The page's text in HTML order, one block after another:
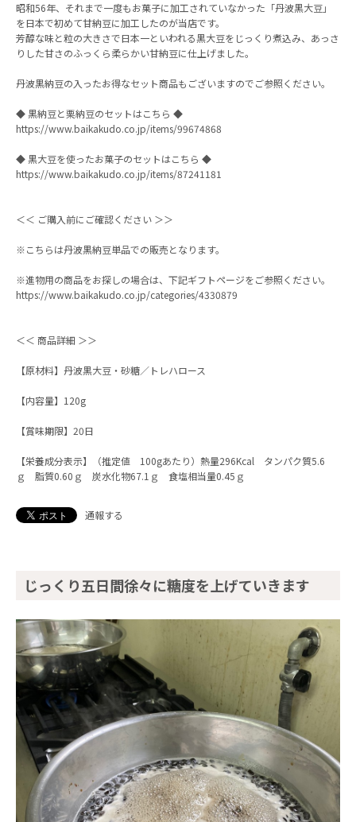
昭和56年、それまで一度もお菓子に加工されていなかった「丹波黒大豆」
を日本で初めて甘納豆に加工したのが当店です。
芳醇な味と粒の大きさで日本一といわれる黒大豆をじっくり煮込み、あっさ
りした甘さのふっくら柔らかい甘納豆に仕上げました。
丹波黒納豆の入ったお得なセット商品もございますのでご参照ください。
◆ 黒納豆と栗納豆のセットはこちら ◆
https://www.baikakudo.co.jp/items/99674868
◆ 黒大豆を使ったお菓子のセットはこちら ◆
https://www.baikakudo.co.jp/items/87241181
＜＜ ご購入前にご確認ください ＞＞
※こちらは丹波黒納豆単品での販売となります。
※進物用の商品をお探しの場合は、下記ギフトページをご参照ください。
https://www.baikakudo.co.jp/categories/4330879
＜＜ 商品詳細 ＞＞
【原材料】丹波黒大豆・砂糖／トレハロース
【内容量】120g
【賞味期限】20日
【栄養成分表示】（推定値 100gあたり）熱量296Kcal タンパク質5.6
ｇ 脂質0.60ｇ 炭水化物67.1ｇ 食塩相当量0.45ｇ
通報する
じっくり五日間徐々に糖度を上げていきます